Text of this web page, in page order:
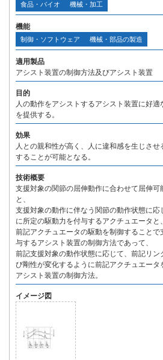
食品・バイオ 機械・加工
機能
制御・ソフトウェア 機械・部品の製造
適用製品
アシスト装置の制御方法及びアシスト装置
目的
人の動作をアシストするアシスト装置に好
を提供する。
効果
人との親和性が高く、人に違和感を生じさ
することが可能となる。
技術概要
支援対象の関節の屈伸動作に合わせて屈伸
と、
支援対象の動作に伴なう関節の動作状態に
に所定の駆動力を付与するアクチュエータと
前記アクチュエータの駆動を制御すること
与するアシスト装置の制御方法であって、
前記支援対象の動作状態に応じて、前記リン
び剛性が変化するように前記アクチュエー
アシスト装置の制御方法。
イメージ図